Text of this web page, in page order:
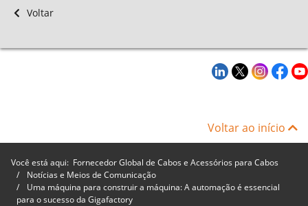
Voltar
Voltar ao início
Você está aqui: Fornecedor Global de Cabos e Acessórios para Cabos
Notícias e Meios de Comunicação
Uma máquina para construir a máquina: A automação é essencial
para o sucesso da Gigafactory